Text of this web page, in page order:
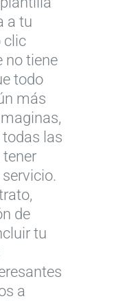
a tu
clic
no tiene
todo
más
las
tener
de
tu
a